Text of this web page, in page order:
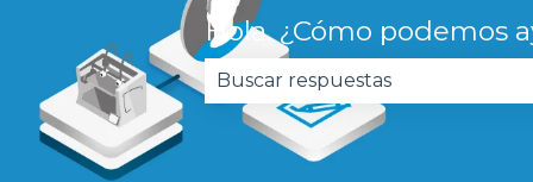
Hola. ¿Cómo podemos
No hay sugerencias porque el